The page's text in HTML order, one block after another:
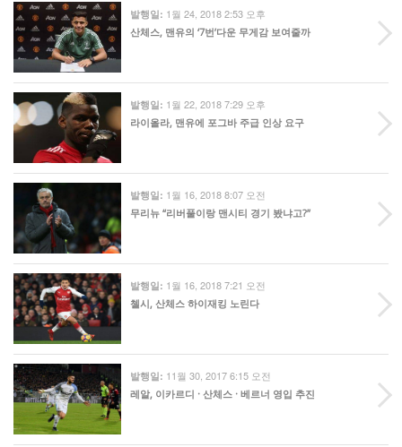
발행일: 1월 24, 2018 2:53 오후
산체스, 맨유의 ‘7번’다운 무게감 보여줄까
발행일: 1월 22, 2018 7:29 오후
라이올라, 맨유에 포그바 주급 인상 요구
발행일: 1월 16, 2018 8:07 오전
무리뉴 “리버풀이랑 맨시티 경기 봤냐고?”
발행일: 1월 16, 2018 7:21 오전
첼시, 산체스 하이재킹 노린다
발행일: 11월 30, 2017 6:15 오전
레알, 이카르디 · 산체스 · 베르너 영입 추진